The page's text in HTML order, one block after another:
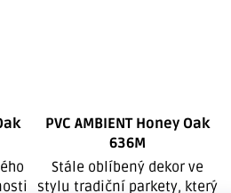
PVC AMBIENT Honey Oak
636M
Stále oblíbený dekor ve
stylu tradiční parkety, který